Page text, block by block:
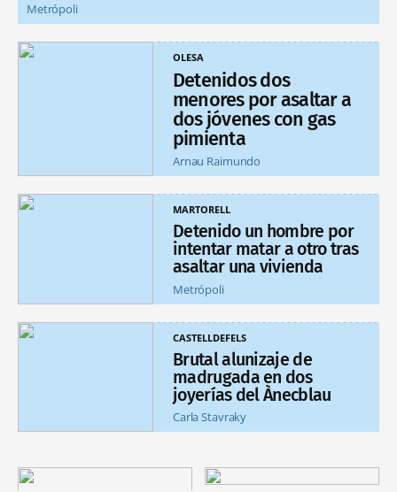
Metrópoli
OLESA
Detenidos dos
menores por asaltar a
dos jóvenes con gas
pimienta
Arnau Raimundo
MARTORELL
Detenido un hombre por
intentar matar a otro tras
asaltar una vivienda
Metrópoli
CASTELLDEFELS
Brutal alunizaje de
madrugada en dos
joyerías del Ànecblau
Carla Stavraky